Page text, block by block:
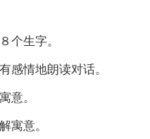
生字。
情地朗读对话。
意。
意。